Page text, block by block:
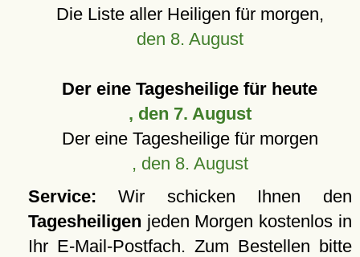
Die Liste aller Heiligen für morgen,
den 8. August
Der eine Tagesheilige für heute
, den 7. August
Der eine Tagesheilige für morgen
, den 8. August
Service: Wir schicken Ihnen den
Tagesheiligen jeden Morgen kostenlos in
Ihr E-Mail-Postfach. Zum Bestellen bitte